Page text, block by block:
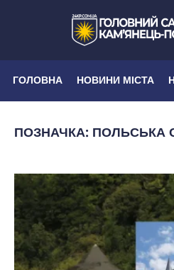
ГОЛОВНА НОВИНИ МІСТА
ПОЗНАЧКА: ПОЛЬСЬКА